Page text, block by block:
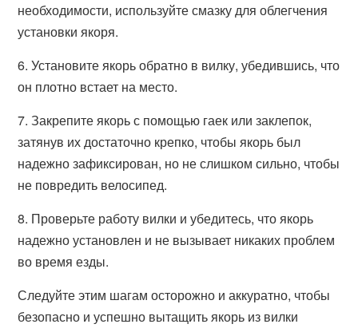
необходимости, используйте смазку для облегчения
установки якоря.
6. Установите якорь обратно в вилку, убедившись, что
он плотно встает на место.
7. Закрепите якорь с помощью гаек или заклепок,
затянув их достаточно крепко, чтобы якорь был
надежно зафиксирован, но не слишком сильно, чтобы
не повредить велосипед.
8. Проверьте работу вилки и убедитесь, что якорь
надежно установлен и не вызывает никаких проблем
во время езды.
Следуйте этим шагам осторожно и аккуратно, чтобы
безопасно и успешно вытащить якорь из вилки